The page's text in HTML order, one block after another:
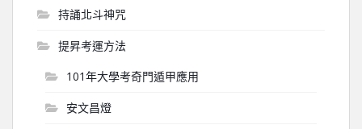
持誦北斗神咒
提昇考運方法
101年大學考奇門遁甲應用
安文昌燈